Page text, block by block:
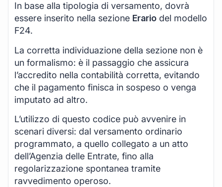
In base alla tipologia di versamento, dovrà
essere inserito nella sezione Erario del modello
F24.
La corretta individuazione della sezione non è
un formalismo: è il passaggio che assicura
l’accredito nella contabilità corretta, evitando
che il pagamento finisca in sospeso o venga
imputato ad altro.
L’utilizzo di questo codice può avvenire in
scenari diversi: dal versamento ordinario
programmato, a quello collegato a un atto
dell’Agenzia delle Entrate, fino alla
regolarizzazione spontanea tramite
ravvedimento operoso.